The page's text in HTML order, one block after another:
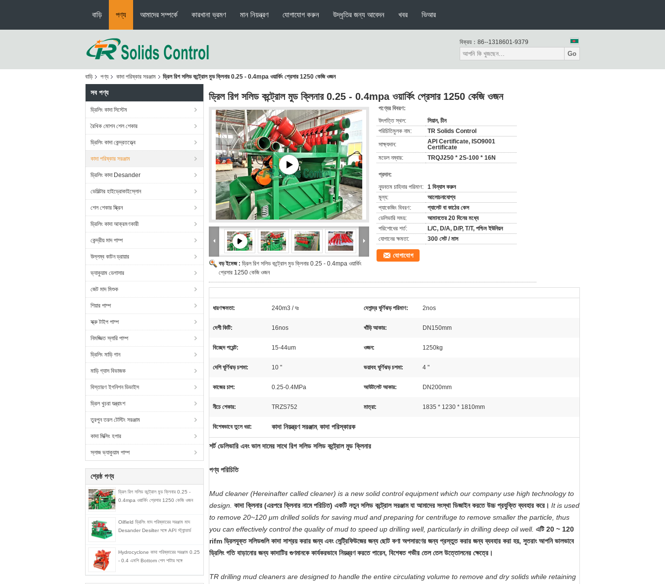
বাড়ি পণ্য আমাদের সম্পর্কে কারখানা ভ্রমণ মান নিয়ন্ত্রণ যোগাযোগ করুন উদ্ধৃতির জন্য আবেদন খবর ভিআর
বিক্রয়： 86--1318601-9379
Go
বাড়ি পণ্য কাদা পরিষ্কার সরঞ্জাম ড্রিল রিগ সলিড কন্ট্রোল মুড ক্লিনার 0.25 - 0.4mpa ওয়ার্কিং প্রেসার 1250 কেজি ওজন
সব পণ্য
ড্রিলিং কাদা সিস্টেম
রৈখিক মোশন শেল শেকার
ড্রিলিং কাদা কেন্দ্রতত্ত্বে
কাদা পরিষ্কার সরঞ্জাম
ড্রিলিং কাদা Desander
ডেসিল্টার হাইড্রোকাইস্লোন
শেল শেকার স্ক্রিন
ড্রিলিং কাদা আক্রমণকারী
কেন্দ্রীয় মাদ পাম্প
উল্লম্ব কাটন ড্রায়ার
ভ্যাকুয়াম ডেগাসার
জেট মাদ মিশুক
শিয়ার পাম্প
স্ক্রু টাইপ পাম্প
নিমজ্জিত স্লারি পাম্প
ড্রিলিং মাড়ি গান
মাড়ি গ্যাস বিভাজক
বিস্তারণ ইগনিশন ডিভাইস
ড্রিল খুচরা যন্ত্রাংশ
তুরপুন তরল টেস্টিং সরঞ্জাম
কাদা মিক্সিং হপার
স্লাজ ভ্যাকুয়াম পাম্প
শ্রেষ্ঠ পণ্য
ড্রিল রিগ সলিড কন্ট্রোল মুড ক্লিনার 0.25 -
0.4mpa ওয়ার্কিং প্রেসার 1250 কেজি ওজন
Oilfield ড্রিলিং মাদ পরিষ্কারের সরঞ্জাম মাদ
Desander Desilter সঙ্গে API স্ট্যান্ডার্ড
Hydrocyclone কাদা পরিষ্কারের সরঞ্জাম 0.25
- 0.4 এমপি Bottom শেল শাটার সঙ্গে
ড্রিল রিগ সলিড কন্ট্রোল মুড ক্লিনার 0.25 - 0.4mpa ওয়ার্কিং প্রেসার 1250 কেজি ওজন
বড় ইমেজ : ড্রিল রিগ সলিড কন্ট্রোল মুড ক্লিনার 0.25 - 0.4mpa ওয়ার্কিং
প্রেসার 1250 কেজি ওজন
পণ্যের বিবরণ:
উৎপত্তি স্থল:
সিয়ান, চীন
পরিচিতিমুলক নাম:
TR Solids Control
সাক্ষ্যদান:
API Certificate, ISO9001
Certificate
মডেল নম্বার:
TRQJ250 * 2S-100 * 16N
প্রদান:
ন্যূনতম চাহিদার পরিমাণ: 1 বিন্যাস করুন
মূল্য:
আলোচনাযোগ্য
প্যাকেজিং বিবরণ:
প্যালেট বা কাঠের কেস
ডেলিভারি সময়:
আমানতের 20 দিনের মধ্যে
পরিশোধের শর্ত:
L/C, D/A, D/P, T/T, পশ্চিম ইউনিয়ন
যোগানের ক্ষমতা:
300 সেট / মাস
যোগাযোগ
ধারণক্ষমতা: 240m3 / ঘঃ দেশান্দ্র ঘূর্ণিঝড় পরিমাণ: 2nos
দেশী কিটি: 16nos খাঁড়ি আকার: DN150mm
বিচ্ছেদ পয়েন্ট: 15-44um ওজন: 1250kg
দেশি ঘূর্ণিঝড় চশমা: 10 " ভয়াবহ ঘূর্ণিঝড় চশমা: 4 "
কাজের চাপ: 0.25-0.4MPa আউটলেট আকার: DN200mm
নীচে শেকার: TRZS752 মাত্রা: 1835 * 1230 * 1810mm
বিশেষভাবে তুলে ধরা: কাদা নিয়ন্ত্রণ সরঞ্জাম, কাদা পরিস্কারক
শর্ট ডেলিভারি এবং ভাল দামের সাথে রিগ সলিড সলিড কন্ট্রোল মুড ক্লিনার
পণ্য পরিচিতি
Mud cleaner (Hereinafter called cleaner) is a new solid control equipment which our company use high technology to
design. কাদা ক্লিনার (এরপরে ক্লিনার নামে পরিচিত) একটি নতুন সলিড কন্ট্রোল সরঞ্জাম যা আমাদের সংস্থা ডিজাইন করতে উচ্চ প্রযুক্তি ব্যবহার করে। It is used
to remove 20~120 μm drilled solids for saving mud and preparing for centrifuge to remove smaller the particle, thus
you can effectively control the quality of mud to speed up drilling well, particularly in drilling deep oil well. এটি 20 ~ 120
rifm ড্রিলযুক্ত সলিডগুলি কাদা সাশ্রয় করার জন্য এবং সেন্ট্রিফিউজের জন্য ছোট কণা অপসারণের জন্য প্রস্তুত করার জন্য ব্যবহার করা হয়, সুতরাং আপনি ভালভাবে
ড্রিলিং গতি বাড়ানোর জন্য কাদাটির গুণমানকে কার্যকরভাবে নিয়ন্ত্রণ করতে পারেন, বিশেষত গভীর তেল তেল উত্তোলনের ক্ষেত্রে।
TR drilling mud cleaners are designed to handle the entire circulating volume to remove and dry solids while retaining